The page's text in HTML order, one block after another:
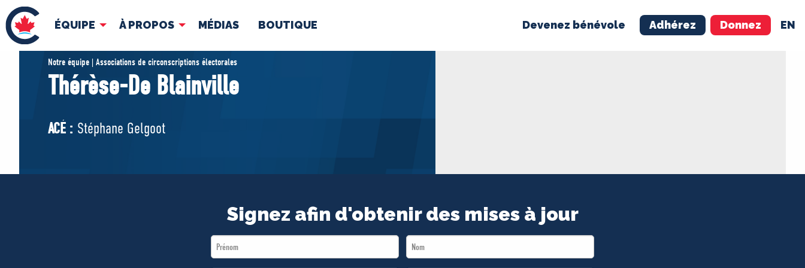
ÉQUIPE À PROPOS MÉDIAS BOUTIQUE Devenez bénévole Adhérez Donnez EN
ÉQUIPE
Pierre Poilievre
Cabinet fantôme
ACÉ
À PROPOS
Documents constitutifs
MÉDIAS
Notre équipe | Associations de circonscriptions électorales
Thérèse-De Blainville
ACÉ : Stéphane Gelgoot
Signez afin d'obtenir des mises à jour
First
Name
Last
Name